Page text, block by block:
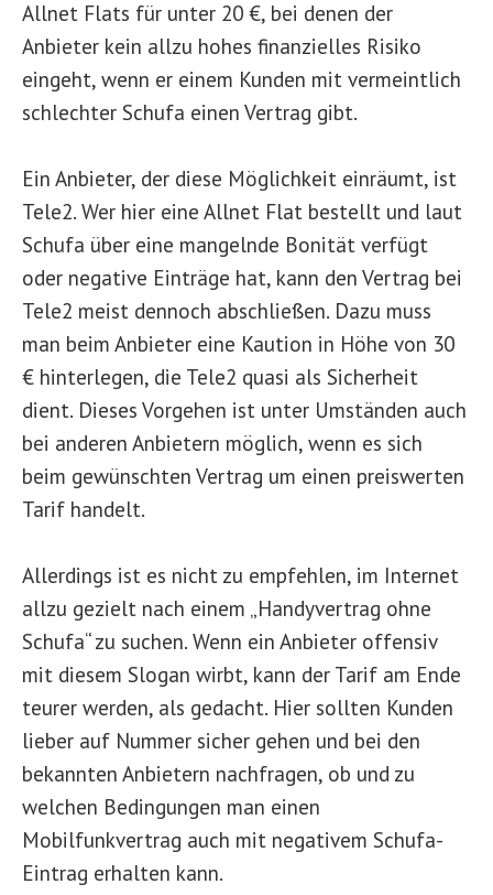
Allnet Flats für unter 20 €, bei denen der
Anbieter kein allzu hohes finanzielles Risiko
eingeht, wenn er einem Kunden mit vermeintlich
schlechter Schufa einen Vertrag gibt.
Ein Anbieter, der diese Möglichkeit einräumt, ist
Tele2. Wer hier eine Allnet Flat bestellt und laut
Schufa über eine mangelnde Bonität verfügt
oder negative Einträge hat, kann den Vertrag bei
Tele2 meist dennoch abschließen. Dazu muss
man beim Anbieter eine Kaution in Höhe von 30
€ hinterlegen, die Tele2 quasi als Sicherheit
dient. Dieses Vorgehen ist unter Umständen auch
bei anderen Anbietern möglich, wenn es sich
beim gewünschten Vertrag um einen preiswerten
Tarif handelt.
Allerdings ist es nicht zu empfehlen, im Internet
allzu gezielt nach einem „Handyvertrag ohne
Schufa“ zu suchen. Wenn ein Anbieter offensiv
mit diesem Slogan wirbt, kann der Tarif am Ende
teurer werden, als gedacht. Hier sollten Kunden
lieber auf Nummer sicher gehen und bei den
bekannten Anbietern nachfragen, ob und zu
welchen Bedingungen man einen
Mobilfunkvertrag auch mit negativem Schufa-
Eintrag erhalten kann.